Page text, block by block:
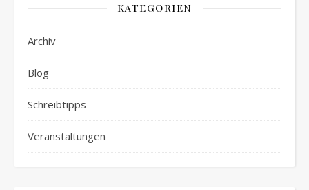
KATEGORIEN
Archiv
Blog
Schreibtipps
Veranstaltungen